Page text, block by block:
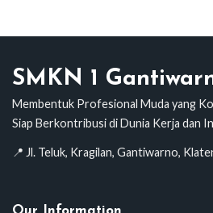
SMKN 1
Membentuk Profesional Muda yang
Siap Berkontribusi di Dunia Kerja dan
📍 Jl. Teluk, Kragilan, Gantiwarno,